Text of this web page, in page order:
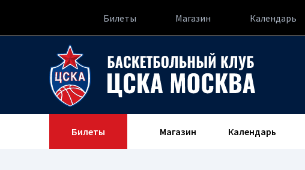
Билеты Магазин Календарь
Билеты Магазин Календарь